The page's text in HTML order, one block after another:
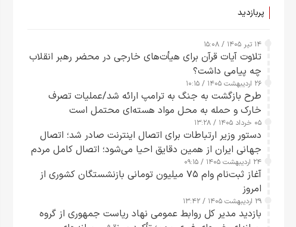
پربازدید
۱۴ تیر ۱۴۰۵ / ۱۵:۰۸
تلاوت آیات قرآن برای هیأت‌های خارجی در محضر رهبر انقلاب
چه پیامی داشت؟
۲۶ اردیبهشت ۱۴۰۵ / ۱۰:۱۵
طرح‌ بازگشت به جنگ به ترامپ ارائه شد/عملیات تصرف
خارک و حمله به محل مواد هسته‌ای محتمل است
۰۵ خرداد ۱۴۰۵ / ۱۳:۲۸
دستور وزیر ارتباطات برای اتصال اینترنت صادر شد؛ اتصال
جهانی ایران از همین دقایق احیا می‌شود؛ اتصال کامل مردم
تا ۲۴ ساعت آینده
۲۴ اردیبهشت ۱۴۰۵ / ۰۹:۱۵
آغاز ثبت‌نام وام ۷۵ میلیون تومانی بازنشستگان کشوری از
امروز
۲۹ اردیبهشت ۱۴۰۵ / ۱۳:۴۲
بازدید مدیر کل روابط عمومی نهاد ریاست جمهوری از گروه